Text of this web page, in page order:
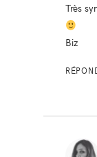
Très
Biz